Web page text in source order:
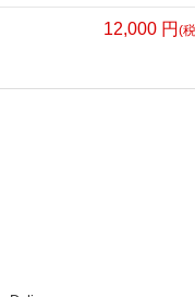
わかりやすく解説します
12,000 円 (